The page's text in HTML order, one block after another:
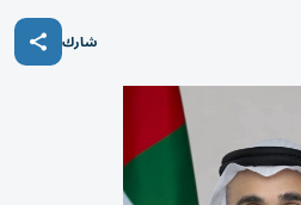
شارك